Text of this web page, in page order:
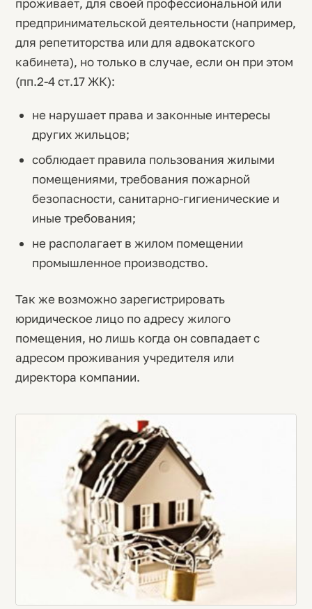
предпринимательской деятельности (например,
для репетиторства или для адвокатского
кабинета), но только в случае, если он при этом
(пп.2-4 ст.17 ЖК):
не нарушает права и законные интересы
других жильцов;
соблюдает правила пользования жилыми
помещениями, требования пожарной
безопасности, санитарно-гигиенические и
иные требования;
не располагает в жилом помещении
промышленное производство.
Так же возможно зарегистрировать
юридическое лицо по адресу жилого
помещения, но лишь когда он совпадает с
адресом проживания учредителя или
директора компании.